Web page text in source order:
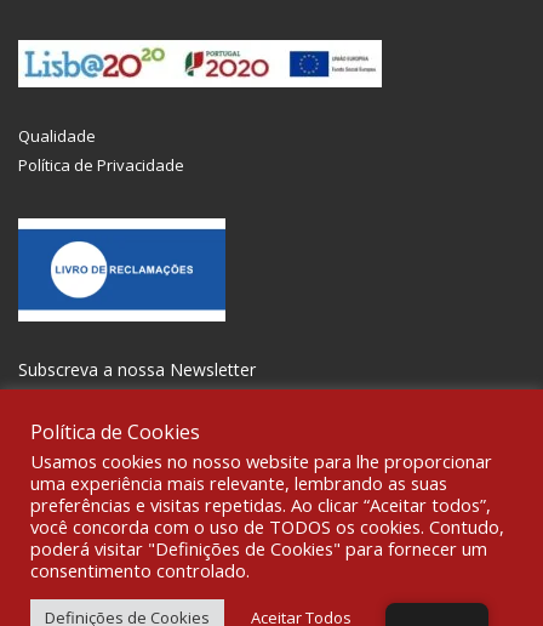
Qualidade
Política de Privacidade
Subscreva a nossa Newsletter
SOCIALIZE
© 2021 All rights reserved Gravoplot-Gravação,Impressão e
Sinalética Lda. WebDesign:
Fibra Design.
Política de Cookies
Usamos cookies no nosso website para lhe proporcionar
uma experiência mais relevante, lembrando as suas
preferências e visitas repetidas. Ao clicar “Aceitar todos”,
você concorda com o uso de TODOS os cookies. Contudo,
poderá visitar "Definições de Cookies" para fornecer um
consentimento controlado.
Definições de Cookies Aceitar Todos